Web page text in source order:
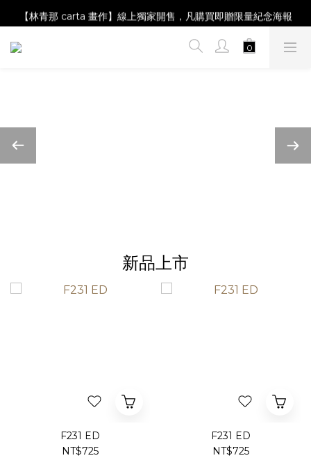
【Magazine B】單筆消費滿NT$2,000，即贈閱讀禮物明信片組
【林青那 carta 畫作】線上獨家開售，凡購買即贈限量紀念海報
【夏日降溫🧊對策單品】系列商品滿額現折 NT$300！
新品上市
F231 ED
NT$725
F231 ED
NT$725